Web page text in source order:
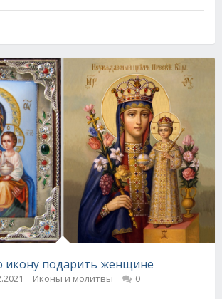
икону подарить женщине
Иконы и молитвы 0